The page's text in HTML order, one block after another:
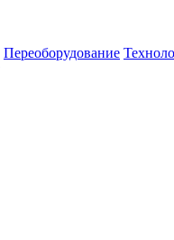
Переоборудование